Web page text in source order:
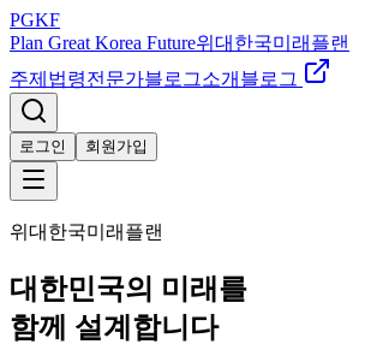
PGKF
Plan Great Korea Future위대한국미래플랜
주제 법령전문가블로그소개 블로그
로그인 회원가입
위대한국미래플랜
대한민국의 미래를
함께 설계합니다